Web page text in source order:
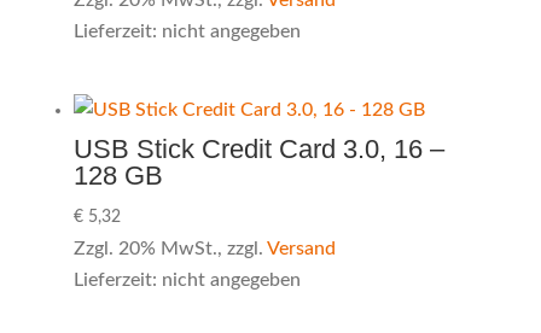
Lieferzeit: nicht angegeben
USB Stick Credit Card 3.0, 16 –
128 GB
€5,32
Zzgl. 20% MwSt., zzgl. Versand
Lieferzeit: nicht angegeben